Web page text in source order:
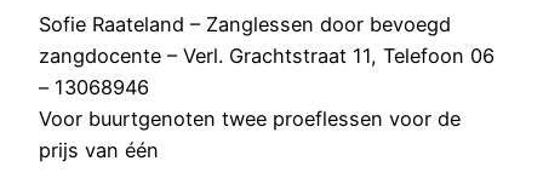
Sofie Raateland – Zanglessen door bevoegd
zangdocente – Verl. Grachtstraat 11, Telefoon 06
– 13068946
Voor buurtgenoten twee proeflessen voor de
prijs van één